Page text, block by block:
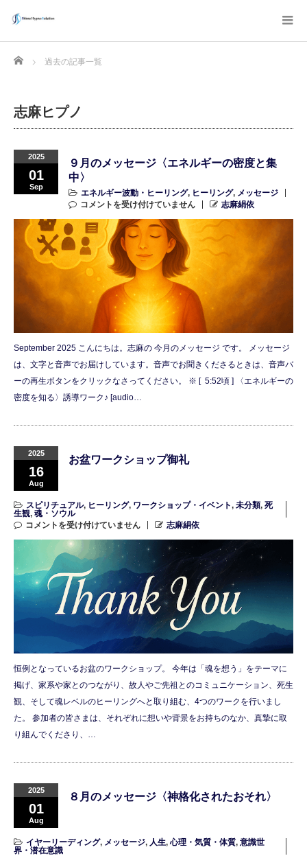
Home 過去の記事一覧
志麻ヒプノ
2025
01
Sep
９月のメッセージ〈エネルギーの密度と集
中〉
エネルギー波動・ヒーリング, ヒーリング, メッセージ
コメントを受け付けていません
志麻絹依
September 2025 こんにちは。志麻の 今月のメッセージ です。 メッセージ
は、文字と音声でお届けしています。音声でお聞きくださるときは、音声バ
ーの再生ボタンをクリックなさってください。 ※ [ 5:52頃 ] 〈エネルギーの
密度を知る〉誘導ワーク♪ [audio…
2025
16
Aug
お盆ワークショップ御礼
スピリチュアル, ヒーリング, ワークショップ・イベント, 未分類, 死
生観, 魂・ソウル
コメントを受け付けていません
志麻絹依
恒例となっているお盆のワークショップ。 今年は「魂を想う」をテーマに
掲げ、家系や家とのつながり、故人やご先祖とのコミュニケーション、死生
観、そして魂レベルのヒーリングへと取り組む、4つのワークを行いまし
た。 参加者の皆さまは、それぞれに想いや背景をお持ちのなか、真摯に取
り組んでくださり、…
2025
01
Aug
８月のメッセージ〈神格化されたおそれ〉
イヤーリーディング, メッセージ, 人生,心理・気質・体質, 意識世
界・潜在意識